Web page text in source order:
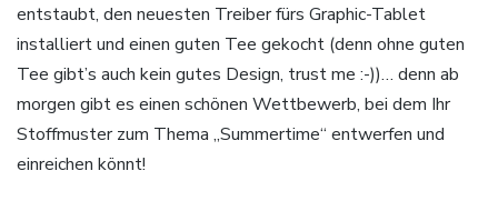
entstaubt, den neuesten Treiber fürs Graphic-Tablet
installiert und einen guten Tee gekocht (denn ohne guten
Tee gibt’s auch kein gutes Design, trust me :-))… denn ab
morgen gibt es einen schönen Wettbewerb, bei dem Ihr
Stoffmuster zum Thema „Summertime“ entwerfen und
einreichen könnt!